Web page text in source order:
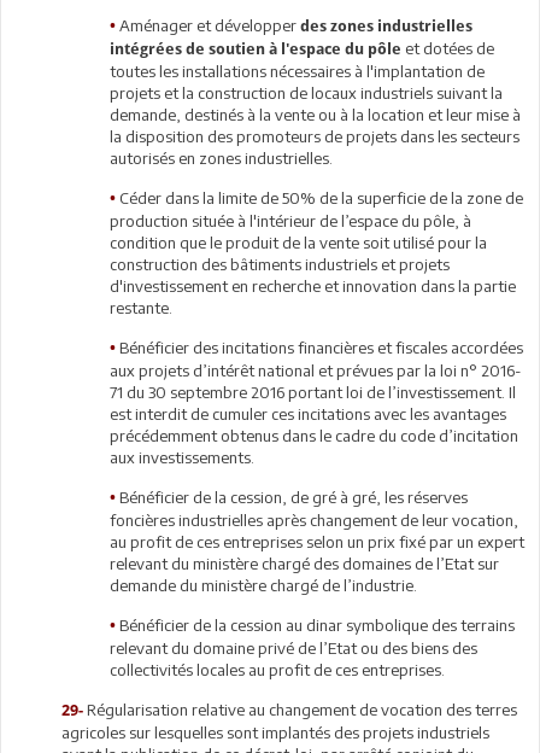
• Aménager et développer des zones industrielles
intégrées de soutien à l'espace du pôle et dotées de
toutes les installations nécessaires à l'implantation de
projets et la construction de locaux industriels suivant la
demande, destinés à la vente ou à la location et leur mise à
la disposition des promoteurs de projets dans les secteurs
autorisés en zones industrielles.
• Céder dans la limite de 50% de la superficie de la zone de
production située à l'intérieur de l’espace du pôle, à
condition que le produit de la vente soit utilisé pour la
construction des bâtiments industriels et projets
d'investissement en recherche et innovation dans la partie
restante.
• Bénéficier des incitations financières et fiscales accordées
aux projets d’intérêt national et prévues par la loi n° 2016-
71 du 30 septembre 2016 portant loi de l’investissement. Il
est interdit de cumuler ces incitations avec les avantages
précédemment obtenus dans le cadre du code d’incitation
aux investissements.
• Bénéficier de la cession, de gré à gré, les réserves
foncières industrielles après changement de leur vocation,
au profit de ces entreprises selon un prix fixé par un expert
relevant du ministère chargé des domaines de l’Etat sur
demande du ministère chargé de l’industrie.
• Bénéficier de la cession au dinar symbolique des terrains
relevant du domaine privé de l’Etat ou des biens des
collectivités locales au profit de ces entreprises.
29- Régularisation relative au changement de vocation des terres
agricoles sur lesquelles sont implantés des projets industriels